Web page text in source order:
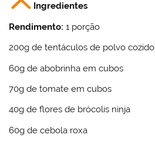
Ingredientes
Rendimento: 1 porção
200g de tentáculos de polvo cozido
60g de abobrinha em cubos
70g de tomate em cubos
40g de flores de brócolis ninja
60g de cebola roxa